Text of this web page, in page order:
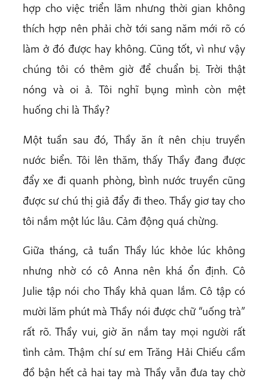
hợp cho việc triển lãm nhưng thời gian không
thích hợp nên phải chờ tới sang năm mới rõ có
làm ở đó được hay không. Cũng tốt, vì như vậy
chúng tôi có thêm giờ để chuẩn bị. Trời thật
nóng và oi ả. Tôi nghĩ bụng mình còn mệt
huống chi là Thầy?
Một tuần sau đó, Thầy ăn ít nên chịu truyền
nước biển. Tôi lên thăm, thấy Thầy đang được
đẩy xe đi quanh phòng, bình nước truyền cũng
được sư chú thị giả đẩy đi theo. Thầy giơ tay cho
tôi nắm một lúc lâu. Cảm động quá chừng.
Giữa tháng, cả tuần Thầy lúc khỏe lúc không
nhưng nhờ có cô Anna nên khá ổn định. Cô
Julie tập nói cho Thầy khả quan lắm. Cô tập có
mười lăm phút mà Thầy nói được chữ “uống trà”
rất rõ. Thầy vui, giờ ăn nắm tay mọi người rất
tình cảm. Thậm chí sư em Trăng Hải Chiếu cầm
đồ bận hết cả hai tay mà Thầy vẫn đưa tay chờ